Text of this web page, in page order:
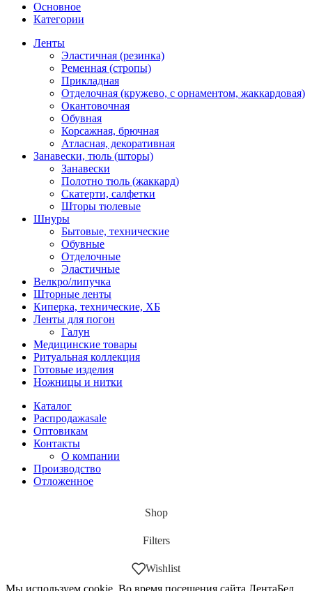
Основное
Категории
Ленты
Эластичная (резинка)
Ременная (стропы)
Прикладная
Отделочная (кружево, с орнаментом, жаккардовая)
Окантовочная
Обувная
Корсажная, брючная
Атласная, декоративная
Занавески, тюль (шторы)
Занавески
Полотно тюль (жаккард)
Скатерти, салфетки
Шторы тюлевые
Шнуры
Бытовые, технические
Обувные
Отделочные
Эластичные
Велкро/липучка
Шторные ленты
Киперка, технические, ХБ
Ленты для погон
Галун
Медицинские товары
Ритуальная коллекция
Готовые изделия
Ножницы и нитки
Каталог
Распродажаsale
Оптовикам
Контакты
О компании
Производство
Отложенное
Shop
Filters
Wishlist